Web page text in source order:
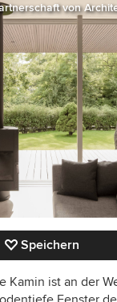
von
Speichern
Kamin ist an der